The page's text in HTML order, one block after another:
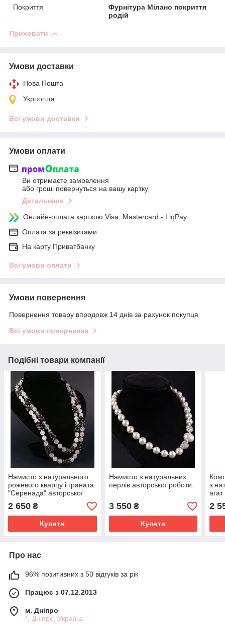
Покриття
Фурнітура Мілано покриття
родій
Приховати
Умови доставки
Нова Пошта
Укрпошта
Всі умови доставки
Умови оплати
Ви отримаєте замовлення
або гроші повернуться на вашу картку
Детальніше
Онлайн-оплата карткою Visa, Mastercard - LiqPay
Оплата за реквізитами
На карту Приватбанку
Всі умови оплати
Умови повернення
Повернення товару впродовж 14 днів за рахунок покупця
Всі умови повернення
Подібні товари компанії
Намисто з натурального
рожевого кварцу і граната
"Серенада" авторської
2 650 ₴
Купити
Намисто з натуральних
перлів авторської роботи.
3 550₴
Купити
з
2
Про нас
96% позитивних з 50 відгуків за рік
Працює з 07.12.2013
м. Дніпро
*, Дніпро, Україна